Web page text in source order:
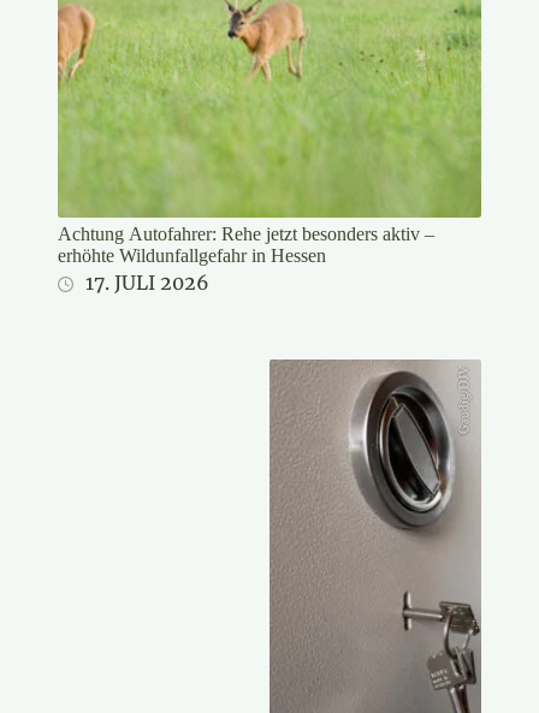
Achtung Autofahrer: Rehe jetzt besonders aktiv –
erhöhte Wildunfallgefahr in Hessen
17. JULI 2026
Gaudig/DJV